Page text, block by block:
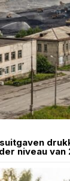
niveau van